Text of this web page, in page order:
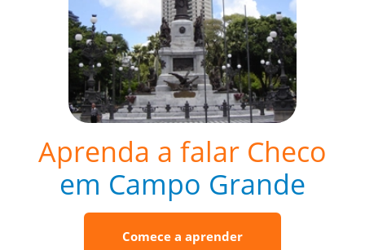
Aprenda a falar Checo
em Campo Grande
Comece a aprender